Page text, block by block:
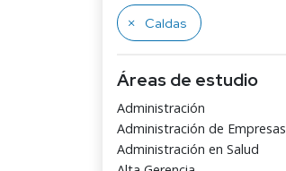
Caldas
Áreas de estudio
Administración
Administración de Empresas
Administración en Salud